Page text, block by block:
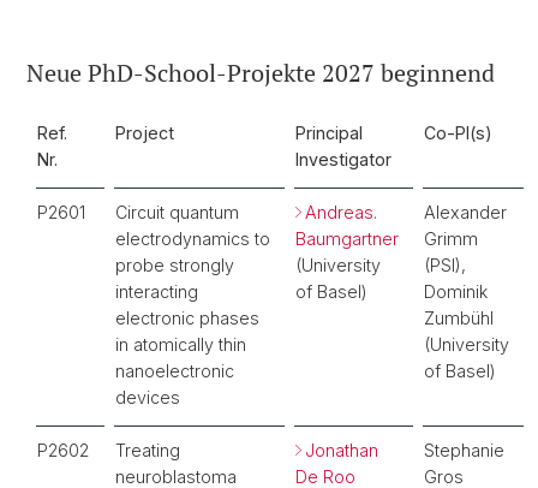
Neue PhD-School-Projekte 2027 beginnend
Ref.
Nr.
Project
Principal
Investigator
Co-PI(s)
P2601
Circuit quantum
electrodynamics to
probe strongly
interacting
electronic phases
in atomically thin
nanoelectronic
devices
Andreas.
Baumgartner
(University
of Basel)
Alexander
Grimm
(PSI),
Dominik
Zumbühl
(University
of Basel)
P2602
Treating
neuroblastoma
Jonathan
De Roo
Stephanie
Gros